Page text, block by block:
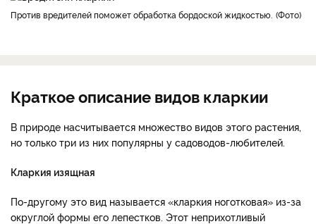
Против вредителей поможет обработка бордоской жидкостью. Фото
Краткое описание видов кларкии
В природе насчитывается множество видов этого растения,
но только три из них популярны у садоводов-любителей.
Кларкия изящная
По-другому это вид называется «кларкия ноготковая» из-за
округлой формы его лепестков. Этот неприхотливый